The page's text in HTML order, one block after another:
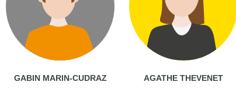
GABIN MARIN-CUDRAZ AGATHE THEVENET